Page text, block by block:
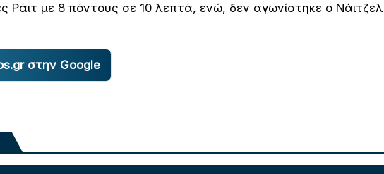
Ράιτ με 8 πόντους σε 10 λεπτά, ενώ, δεν αγωνίστηκε ο Νάιτζελ
στην Google